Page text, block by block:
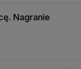
Nagranie